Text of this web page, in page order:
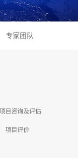
专家团队
项⽬咨询及评估
项⽬评价